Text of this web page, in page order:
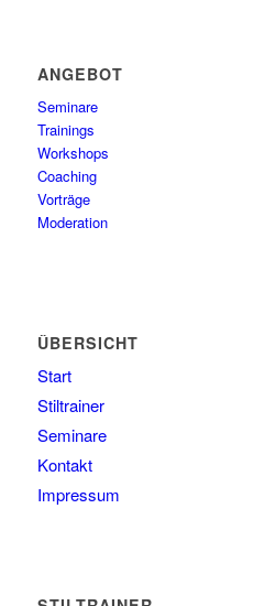
ANGEBOT
Seminare
Trainings
Workshops
Coaching
Vorträge
Moderation
ÜBERSICHT
Start
Stiltrainer
Seminare
Kontakt
Impressum